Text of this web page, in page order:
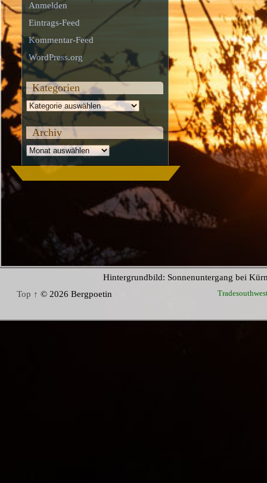
Anmelden
Eintrags-Feed
Kommentar-Feed
WordPress.org
Kategorien
Kategorien
Archiv
Archiv
Hintergrundbild: Sonnenuntergang bei
Top ↑ © 2026 Bergpoetin